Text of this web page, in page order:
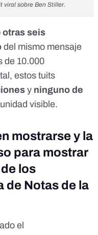
viral sobre Ben Stiller.
otras seis
del mismo mensaje
de 10.000
estos tuits
y ninguno de
visible.
mostrarse y la
para mostrar
los
de Notas de la
el